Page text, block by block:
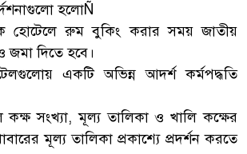
হলোÑ
রুম বুকিং করার সময় জাতীয়
জমা দিতে হবে।
একটি অভিন্ন আদর্শ কর্মপদ্ধতি
কক্ষ সংখ্যা, মূল্য তালিকা ও খালি কক্ষের
মূল্য তালিকা প্রকাশ্যে প্রদর্শন করতে